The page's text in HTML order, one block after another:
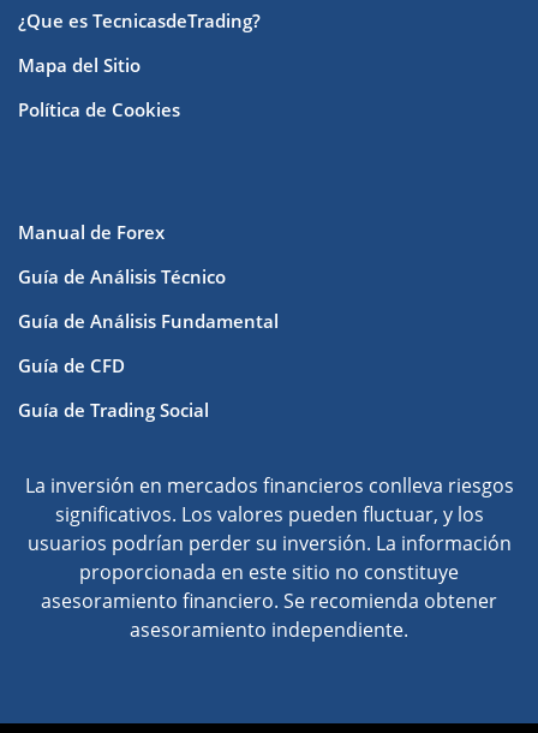
¿Que es TecnicasdeTrading?
Mapa del Sitio
Política de Cookies
Manual de Forex
Guía de Análisis Técnico
Guía de Análisis Fundamental
Guía de CFD
Guía de Trading Social
La inversión en mercados financieros conlleva riesgos
significativos. Los valores pueden fluctuar, y los
usuarios podrían perder su inversión. La información
proporcionada en este sitio no constituye
asesoramiento financiero. Se recomienda obtener
asesoramiento independiente.